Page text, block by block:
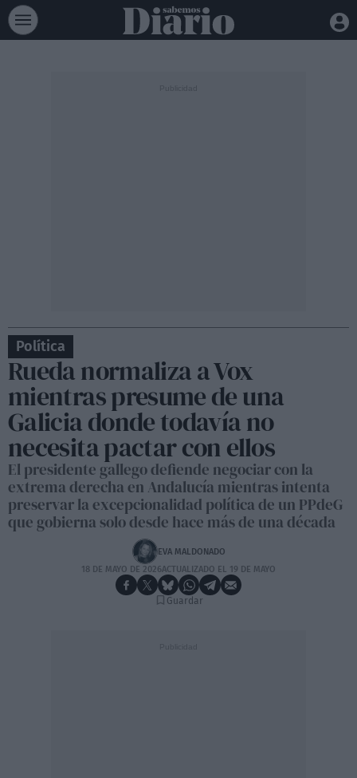
Política
Rueda normaliza a Vox
mientras presume de una
Galicia donde todavía no
necesita pactar con ellos
El presidente gallego defiende negociar con la
extrema derecha en Andalucía mientras intenta
preservar la excepcionalidad política de un PPdeG
que gobierna solo desde hace más de una década
EVA MALDONADO
18 DE MAYO DE 2026ACTUALIZADO EL 19 DE MAYO
Guardar